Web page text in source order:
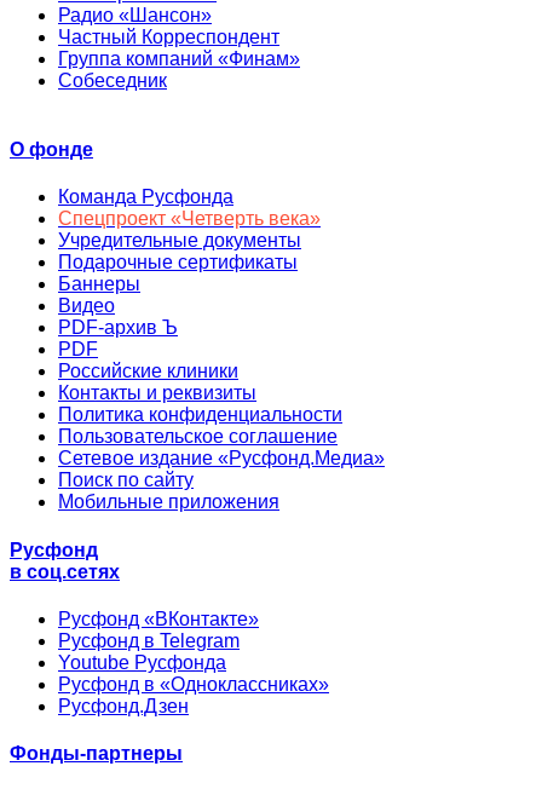
Радио «Шансон»
Частный Корреспондент
Группа компаний «Финам»
Собеседник
О фонде
Команда Русфонда
Спецпроект «Четверть века»
Учредительные документы
Подарочные сертификаты
Баннеры
Видео
PDF-архив Ъ
PDF
Российские клиники
Контакты и реквизиты
Политика конфиденциальности
Пользовательское соглашение
Сетевое издание «Русфонд.Медиа»
Поиск по сайту
Мобильные приложения
Русфонд
в соц.сетях
Русфонд «ВКонтакте»
Русфонд в Telegram
Youtube Русфонда
Русфонд в «Одноклассниках»
Русфонд.Дзен
Фонды-партнеры